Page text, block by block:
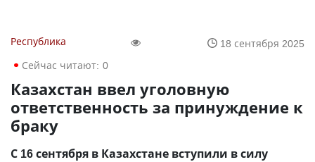
Республика
18 сентября 2025
Сейчас читают: 0
Казахстан ввел уголовную
ответственность за принуждение к
браку
С 16 сентября в Казахстане вступили в силу